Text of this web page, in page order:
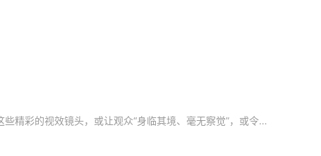
在全球范围内，越来越多的电影和电视剧通过 CG 技术，完成实拍无法达到的视觉效果。这些精彩的视效镜头，或让观众“身临其境、毫无察觉”，或令他们“叹为观止、津津乐道”。 要完成这些镜头，需要艺